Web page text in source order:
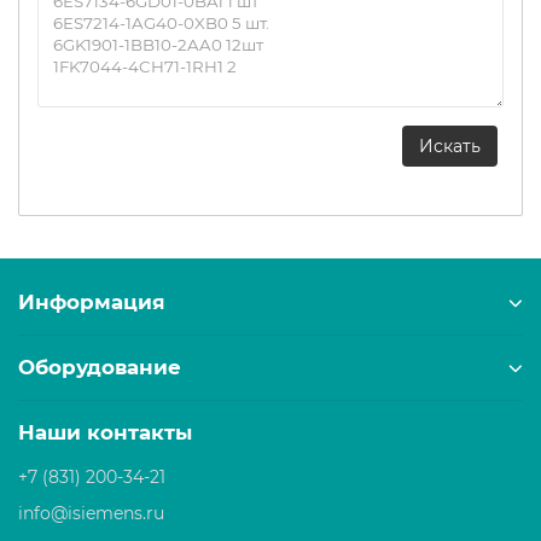
Информация
Оборудование
Наши контакты
+7 (831) 200-34-21
info@isiemens.ru